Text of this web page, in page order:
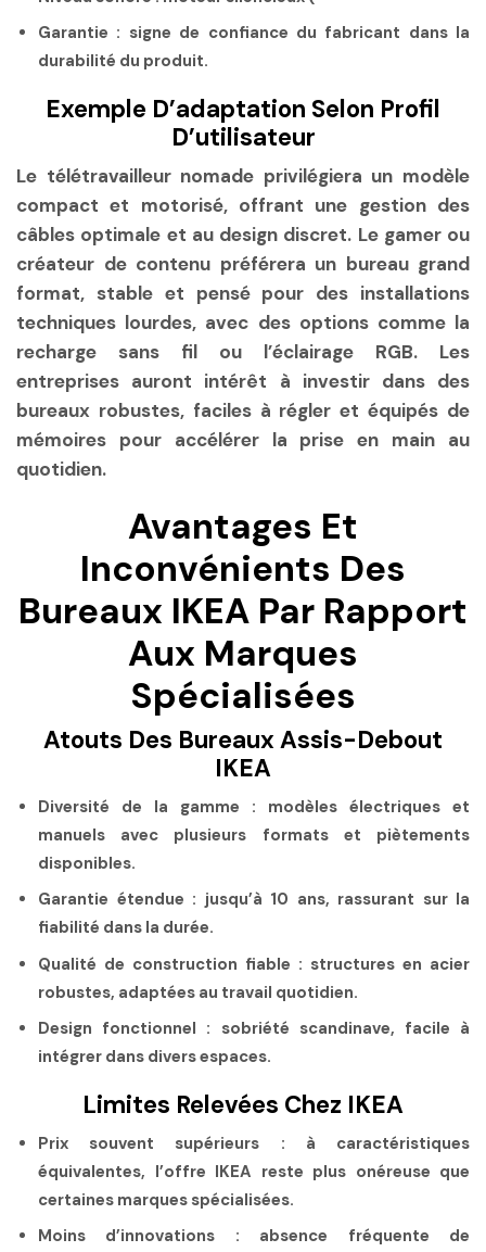
Garantie : signe de confiance du fabricant dans la
durabilité du produit.
Exemple D’adaptation Selon Profil
D’utilisateur
Le télétravailleur nomade privilégiera un modèle
compact et motorisé, offrant une gestion des
câbles optimale et au design discret. Le gamer ou
créateur de contenu préférera un bureau grand
format, stable et pensé pour des installations
techniques lourdes, avec des options comme la
recharge sans fil ou l’éclairage RGB. Les
entreprises auront intérêt à investir dans des
bureaux robustes, faciles à régler et équipés de
mémoires pour accélérer la prise en main au
quotidien.
Avantages Et
Inconvénients Des
Bureaux IKEA Par Rapport
Aux Marques
Spécialisées
Atouts Des Bureaux Assis-Debout
IKEA
Diversité de la gamme : modèles électriques et
manuels avec plusieurs formats et piètements
disponibles.
Garantie étendue : jusqu’à 10 ans, rassurant sur la
fiabilité dans la durée.
Qualité de construction fiable : structures en acier
robustes, adaptées au travail quotidien.
Design fonctionnel : sobriété scandinave, facile à
intégrer dans divers espaces.
Limites Relevées Chez IKEA
Prix souvent supérieurs : à caractéristiques
équivalentes, l’offre IKEA reste plus onéreuse que
certaines marques spécialisées.
Moins d’innovations : absence fréquente de